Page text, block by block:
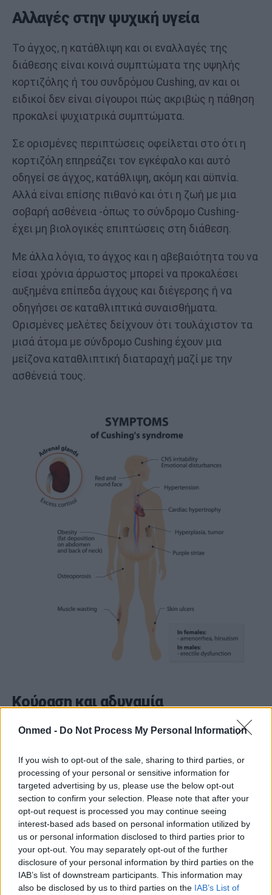
Onmed - Do Not Process My Personal Information
If you wish to opt-out of the sale, sharing to third parties, or
processing of your personal or sensitive information for
targeted advertising by us, please use the below opt-out
section to confirm your selection. Please note that after your
opt-out request is processed you may continue seeing
interest-based ads based on personal information utilized by
us or personal information disclosed to third parties prior to
your opt-out. You may separately opt-out of the further
disclosure of your personal information by third parties on the
IAB’s list of downstream participants. This information may
also be disclosed by us to third parties on the IAB’s List of
Αλλαγές στην ψυχική υγεία
Το άγχος, η κατάθλιψη και οι εναλλαγές της
διάθεσης είναι κοινά συμπτώματα της υψηλής
κορτιζόλης ή του συνδρόμου Cushing, αν και οι
ειδικοί δεν είναι σίγουροι πώς ακριβώς η πάθηση
προκαλεί ψυχιατρικά συμπτώματα.
Σε ορισμένες περιπτώσεις οφείλεται στο ότι η
κορτιζόλη επηρεάζει τον εγκέφαλο και αυτό
οδηγεί σε άγχος, κατάθλιψη, ακόμη και αϋπνία.
Αλλά είναι επίσης πιθανό και ότι η ζωή με μια
σοβαρή ασθένεια -όπως το σύνδρομο Cushing-
έχει μη βιολογικές επιπτώσεις στη διάθεση.
Με άλλα λόγια, το άγχος και η αβεβαιότητα του να
είσαι χρόνια άρρωστος μπορεί να προκαλέσει
αυξημένα επίπεδα άγχους και διέγερσης ή να
οδηγήσει σε καταθλιπτικά συναισθήματα.
Ορισμένες μελέτες δείχνουν ότι τουλάχιστον τα
μισά άτομα με σύνδρομο Cushing έχουν μια
μείζονα καταθλιπτική διαταραχή μαζί με την
ασθένειά τους.
Κούραση και αδυναμία
Εάν έχετε υψηλή κορτιζόλη, μπορεί να αισθάνεστε
κανονικό και μπορεί επίσης να εμφανίσετε πιο
στοχευμένη μυϊκή αδυναμία. Αυτό συμβαίνει
επειδή τα υψηλά επίπεδα κορτιζόλης μπορεί να
προκαλέσουν μυϊκή ατροφία με την πάροδο του
χρόνου, αποδυναμώνοντας ειδικά τους ώμους,
τους γοφούς και τους μηρούς, ενώ δυσχεραίνει
την κίνηση γενικότερα.